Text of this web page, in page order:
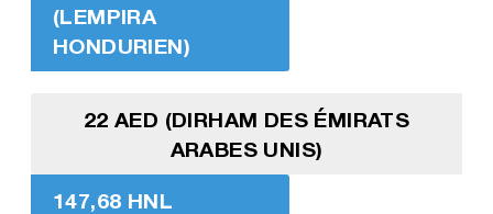
(LEMPIRA
HONDURIEN)
22 AED (DIRHAM DES ÉMIRATS
ARABES UNIS)
147,68 HNL